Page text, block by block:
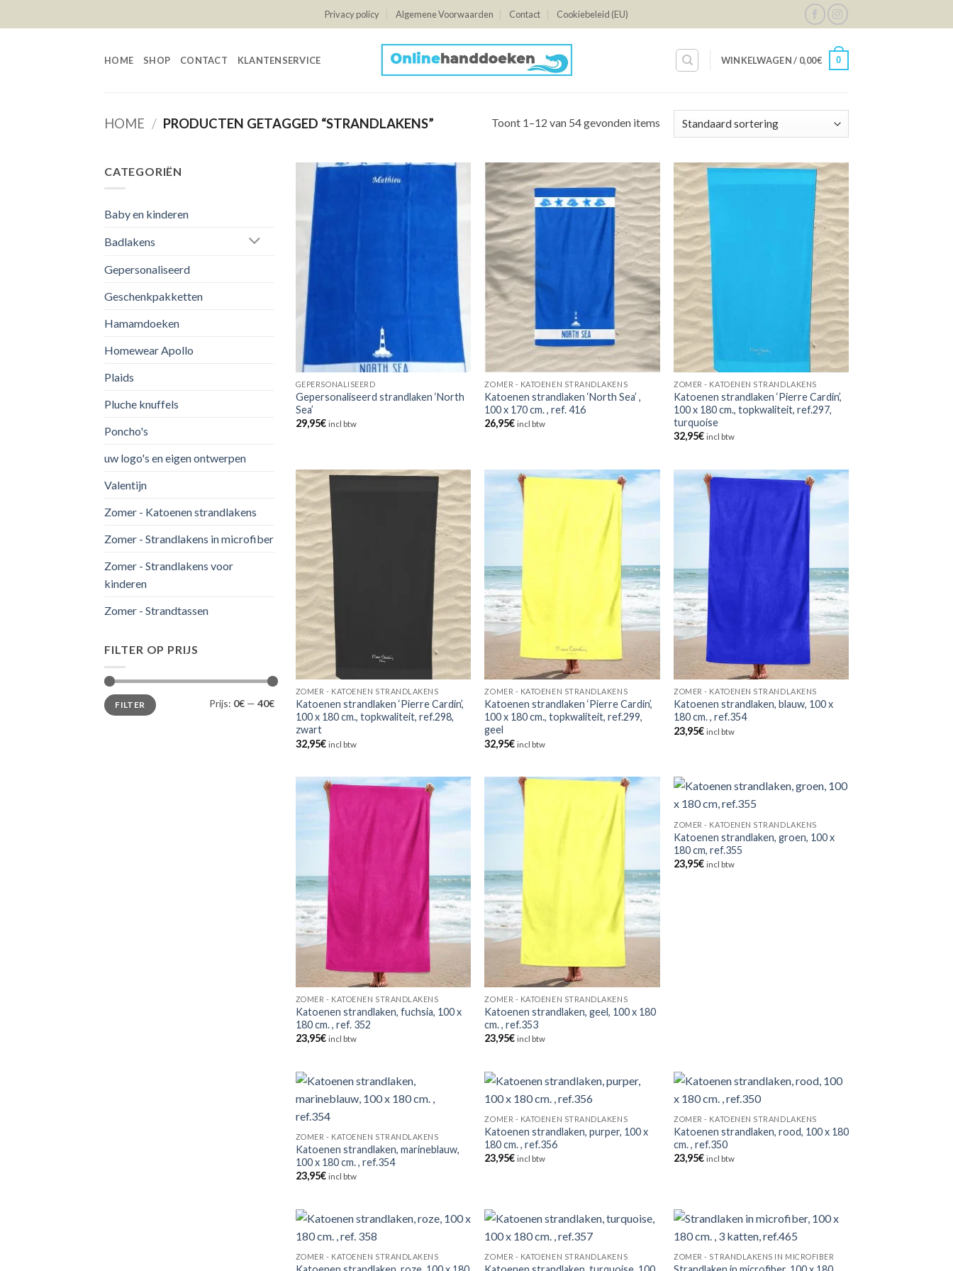
to
Privacy policy Algemene Voorwaarden Contact Cookiebeleid (EU)
HOME SHOP CONTACT KLANTENSERVICE WINKELWAGEN / 0,00€ 0
HOME / PRODUCTEN GETAGGED “STRANDLAKENS” Toont 1–12 van 54 gevonden items
CATEGORIËN
Baby en kinderen
Badlakens
Gepersonaliseerd
Geschenkpakketten
Hamamdoeken
Homewear Apollo
Plaids
Pluche knuffels
Poncho's
uw logo's en eigen ontwerpen
Valentijn
Zomer - Katoenen strandlakens
Zomer - Strandlakens in microfiber
Zomer - Strandlakens voor
kinderen
Zomer - Strandtassen
FILTER OP PRIJS
Min.
prijs
Max.
prijsFILTER Prijs: 0€ — 40€
GEPERSONALISEERD
Gepersonaliseerd strandlaken ‘North
Sea’
29,95€ incl btw
ZOMER - KATOENEN STRANDLAKENS
Katoenen strandlaken ‘North Sea’ ,
100 x 170 cm. , ref. 416
26,95€ incl btw
ZOMER - KATOENEN STRANDLAKENS
Katoenen strandlaken ‘Pierre Cardin’,
100 x 180 cm., topkwaliteit, ref.297,
turquoise
32,95€ incl btw
ZOMER - KATOENEN STRANDLAKENS
Katoenen strandlaken ‘Pierre Cardin’,
100 x 180 cm., topkwaliteit, ref.298,
zwart
32,95€ incl btw
ZOMER - KATOENEN STRANDLAKENS
Katoenen strandlaken ‘Pierre Cardin’,
100 x 180 cm., topkwaliteit, ref.299,
geel
32,95€ incl btw
ZOMER - KATOENEN STRANDLAKENS
Katoenen strandlaken, blauw, 100 x
180 cm. , ref.354
23,95€ incl btw
ZOMER - KATOENEN STRANDLAKENS
Katoenen strandlaken, fuchsia, 100 x
180 cm. , ref. 352
23,95€ incl btw
ZOMER - KATOENEN STRANDLAKENS
Katoenen strandlaken, geel, 100 x 180
cm. , ref.353
23,95€ incl btw
ZOMER - KATOENEN STRANDLAKENS
Katoenen strandlaken, groen, 100 x
180 cm, ref.355
23,95€ incl btw
ZOMER - KATOENEN STRANDLAKENS
Katoenen strandlaken, marineblauw,
100 x 180 cm. , ref.354
23,95€ incl btw
ZOMER - KATOENEN STRANDLAKENS
Katoenen strandlaken, purper, 100 x
180 cm. , ref.356
23,95€ incl btw
ZOMER - KATOENEN STRANDLAKENS
Katoenen strandlaken, rood, 100 x 180
cm. , ref.350
23,95€ incl btw
ZOMER - KATOENEN STRANDLAKENS ZOMER - KATOENEN STRANDLAKENS ZOMER - STRANDLAKENS IN MICROFIBER